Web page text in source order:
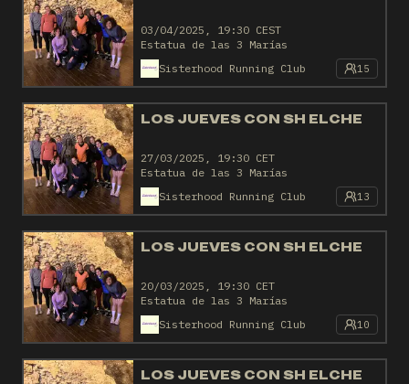
03/04/2025, 19:30 CEST
Estatua de las 3 Marías
Sisterhood Running Club
15
LOS JUEVES CON SH ELCHE
27/03/2025, 19:30 CET
Estatua de las 3 Marías
Sisterhood Running Club
13
LOS JUEVES CON SH ELCHE
20/03/2025, 19:30 CET
Estatua de las 3 Marías
Sisterhood Running Club
10
LOS JUEVES CON SH ELCHE